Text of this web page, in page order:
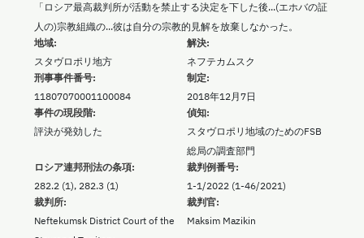
地域:
スタヴロポリ地方
解決:
ネフテカムスク
「ロシア最高裁判所が活動を禁止する決定を下した後...(エホバの証
人の)宗教組織の...彼は自分の宗教的見解を放棄しなかった。
刑事事件番号:
11807070001100084
制定:
2018年12月7日
事件の現段階:
評決が発効した
偵知:
スタヴロポリ地域のためのFSB
総局の調査部門
ロシア連邦刑法の条項:
282.2 (1), 282.3 (1)
裁判例番号:
1-1/2022 (1-46/2021)
裁判所:
Neftekumsk District Court of the
裁判官:
Maksim Mazikin